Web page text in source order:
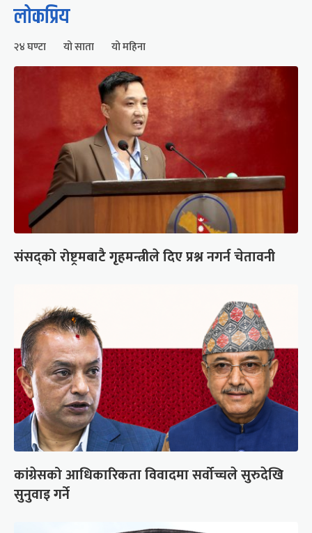
लोकप्रिय
२४ घण्टा यो साता यो महिना
संसद्को रोष्ट्रमबाटै गृहमन्त्रीले दिए प्रश्न नगर्न चेतावनी
कांग्रेसको आधिकारिकता विवादमा सर्वोच्चले सुरुदेखि
सुनुवाइ गर्ने